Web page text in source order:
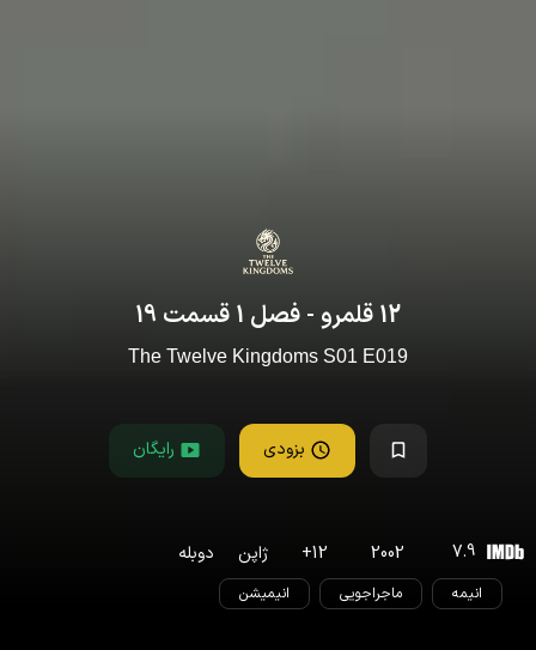
12 قلمرو - فصل 1 قسمت 19
The Twelve Kingdoms S01 E019
بزودی رایگان
7.9
2002
12
+ ژاپن دوبله
انیمه ماجراجویی انیمیشن